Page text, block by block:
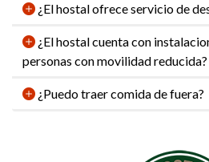
¿El hostal ofrece servicio de
¿El hostal cuenta con
personas con movilidad reducida?
¿Puedo traer comida de fuera?